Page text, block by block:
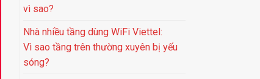
vì sao?
Nhà nhiều tầng dùng WiFi Viettel:
Vì sao tầng trên thường xuyên bị yếu
sóng?